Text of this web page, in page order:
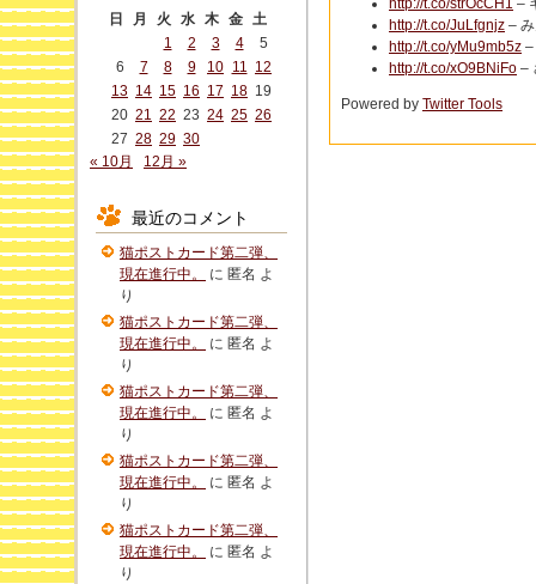
http://t.co/strOcCH1 –
http://t.co/JuLfgnjz –
http://t.co/yMu9mb5z –
http://t.co/xO9BNiFo –
Powered by Twitter Tools
日
月 火 水 木 金 土
1
2 3 4
5
6
7 8 9 10 11 12
13 14 15 16 17 18 19
20 21 22 23 24 25 26
27 28 29 30
« 10月
12月 »
最近のコメント
猫ポストカード第二弾、
現在進行中。
に 匿名 よ
り
猫ポストカード第二弾、
現在進行中。
に 匿名 よ
り
猫ポストカード第二弾、
現在進行中。
に 匿名 よ
り
猫ポストカード第二弾、
現在進行中。
に 匿名 よ
り
猫ポストカード第二弾、
現在進行中。
に 匿名 よ
り